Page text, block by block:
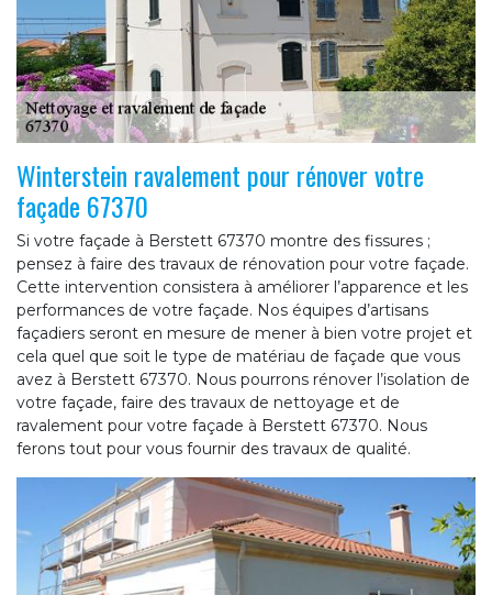
Winterstein ravalement pour rénover votre
façade 67370
Si votre façade à Berstett 67370 montre des fissures ;
pensez à faire des travaux de rénovation pour votre façade.
Cette intervention consistera à améliorer l’apparence et les
performances de votre façade. Nos équipes d’artisans
façadiers seront en mesure de mener à bien votre projet et
cela quel que soit le type de matériau de façade que vous
avez à Berstett 67370. Nous pourrons rénover l’isolation de
votre façade, faire des travaux de nettoyage et de
ravalement pour votre façade à Berstett 67370. Nous
ferons tout pour vous fournir des travaux de qualité.